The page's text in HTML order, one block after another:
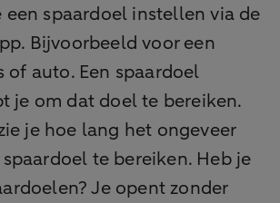
een spaardoel instellen via de
Bijvoorbeeld voor een
of auto. Een spaardoel
je om dat doel te bereiken.
je hoe lang het ongeveer
te bereiken. Heb je
Je opent zonder